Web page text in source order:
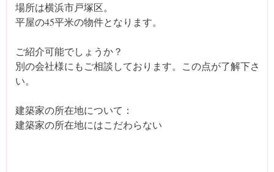
場所は横浜市戸塚区。
平屋の45平米の物件となります。
ご紹介可能でしょうか？
別の会社様にもご相談しております。この点が了解下さ
い。
建築家の所在地について：
建築家の所在地にはこだわらない